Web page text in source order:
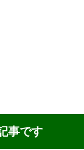
事です